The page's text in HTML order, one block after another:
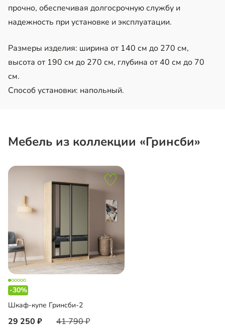
прочно, обеспечивая долгосрочную службу и
надежность при установке и эксплуатации.
Размеры изделия: ширина от 140 см до 270 см,
высота от 190 см до 270 см, глубина от 40 см до 70
см.
Способ установки: напольный.
Мебель из коллекции «Гринсби»
-30%
Шкаф-купе Гринсби-2
29 250 41 790